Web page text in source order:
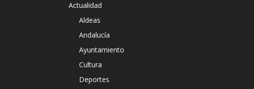
Actualidad
Aldeas
Andalucía
Ayuntamiento
Cultura
Deportes